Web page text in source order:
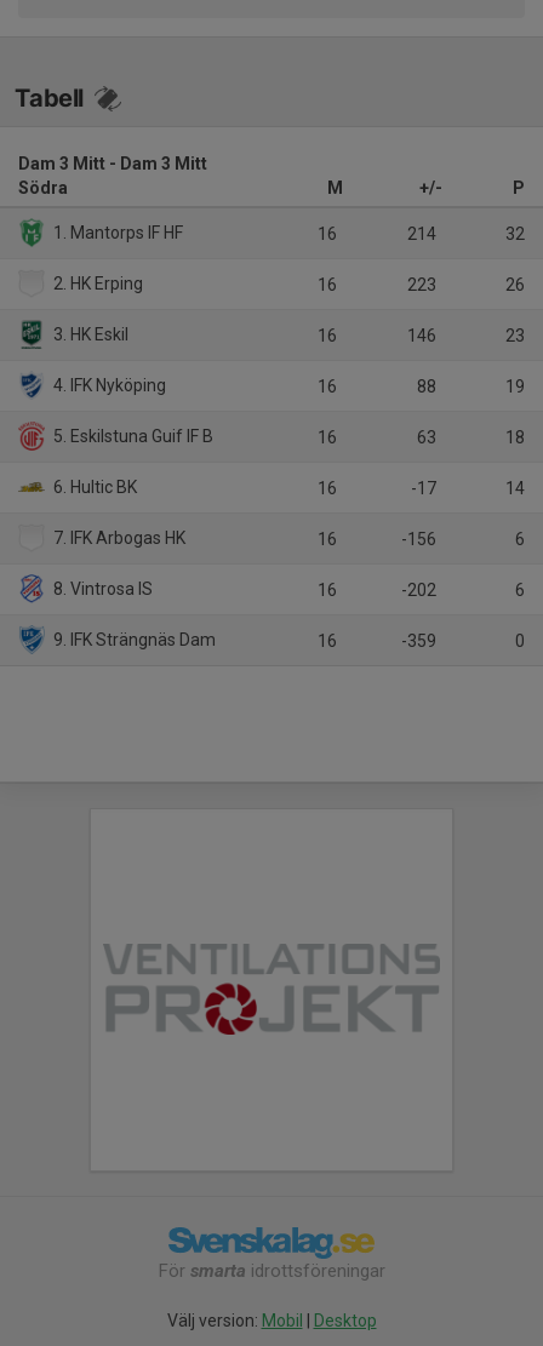
Tabell
Dam 3 Mitt - Dam 3 Mitt
Södra
M +/- P
1. Mantorps IF HF 16 214 32
2. HK Erping 16 223 26
3. HK Eskil 16 146 23
4. IFK Nyköping 16 88 19
5. Eskilstuna Guif IF B 16 63 18
6. Hultic BK 16 -17 14
7. IFK Arbogas HK 16 -156 6
8. Vintrosa IS 16 -202 6
9. IFK Strängnäs Dam 16 -359 0
För smarta idrottsföreningar
Välj version: Mobil Desktop